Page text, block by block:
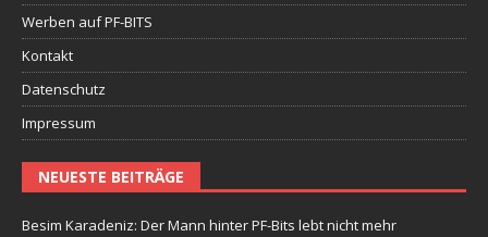
Werben auf PF-BITS
Kontakt
Datenschutz
Impressum
NEUESTE BEITRÄGE
Besim Karadeniz: Der Mann hinter PF-Bits lebt nicht mehr